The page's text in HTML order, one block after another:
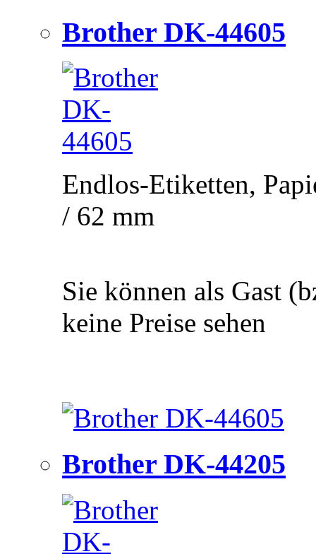
Brother DK-44605
Endlos-Etiketten,
/ 62 mm
Sie können als Gast
keine Preise sehen
Brother DK-44205